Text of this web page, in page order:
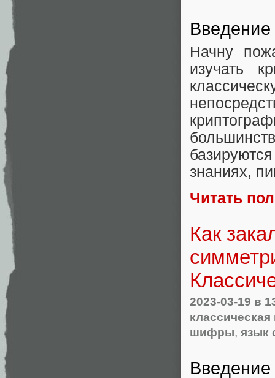
Введение
Начну
изучать
знаниях,
Читать
Как
2023-03-19 в
шифры, язык
Введение